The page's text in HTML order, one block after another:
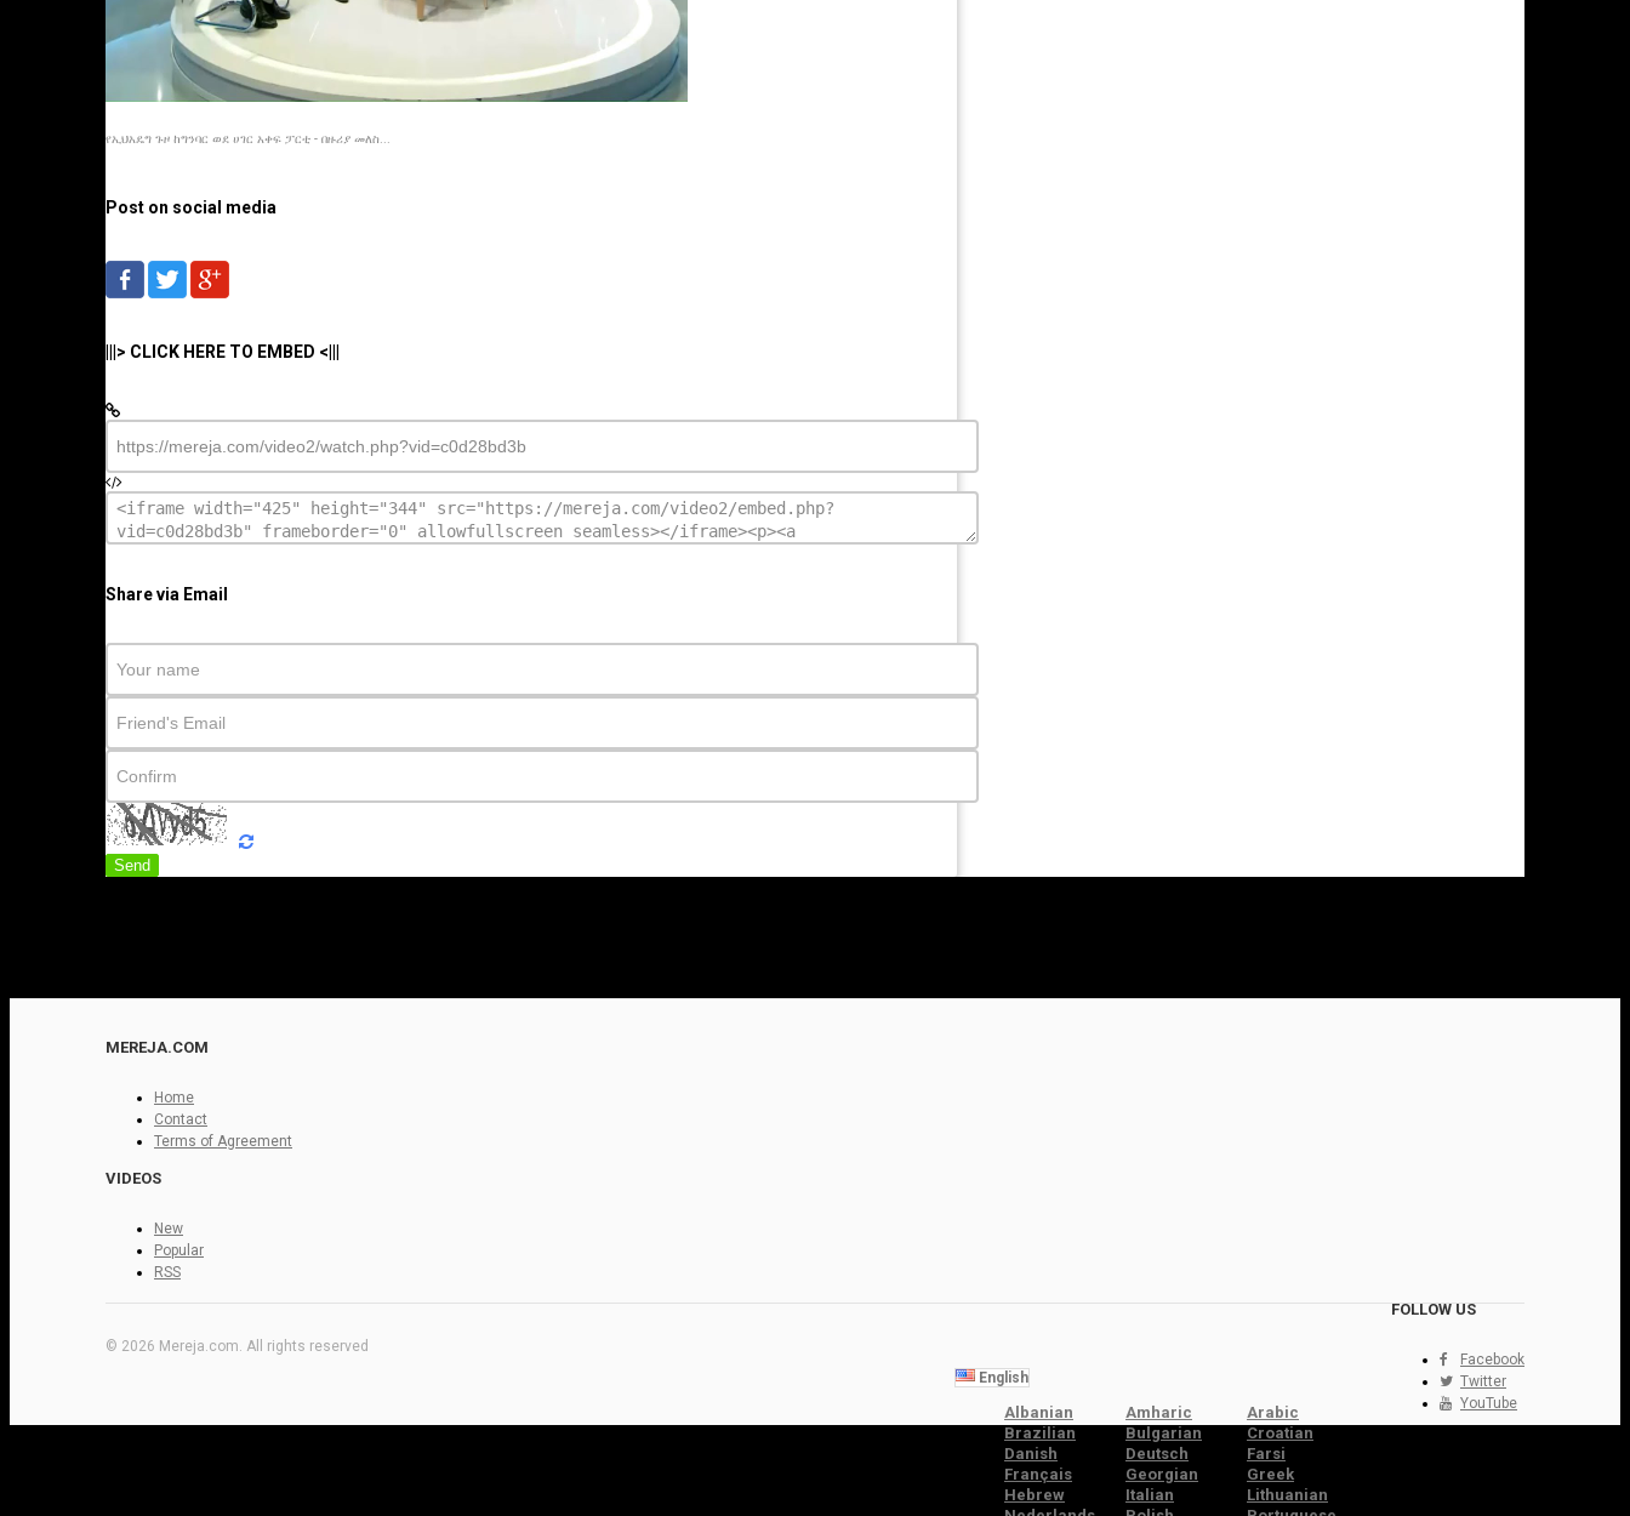
የኢህአዴግ ጉዞ ከግንባር ወደ ሀገር አቀፍ ፓርቲ - በዙሪያ መለስ...
Post on social media
|||> CLICK HERE TO EMBED <|||
Share via Email
Send
MEREJA.COM
Home
Contact
Terms of Agreement
VIDEOS
New
Popular
RSS
FOLLOW US
Facebook
Twitter
YouTube
© 2026 Mereja.com. All rights reserved
English
Albanian Amharic
Arabic
Brazilian
Bulgarian
Croatian
Danish
Deutsch
Farsi
Français
Georgian
Greek
Hebrew
Italian
Lithuanian